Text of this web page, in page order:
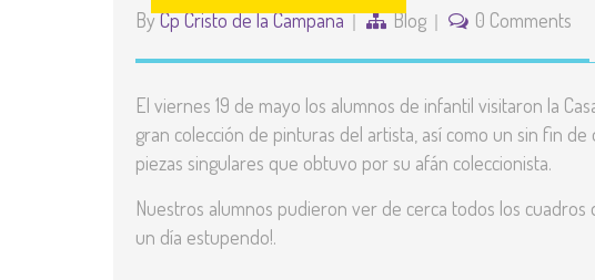
ByCp Cristo de la Campana Blog 0 Comments
El viernes 19 de mayo los alumnos de infantil visitaron la
gran colección de pinturas del artista, así como un sin fin
piezas singulares que obtuvo por su afán coleccionista.
Nuestros alumnos pudieron ver de cerca todos los
un día estupendo!.